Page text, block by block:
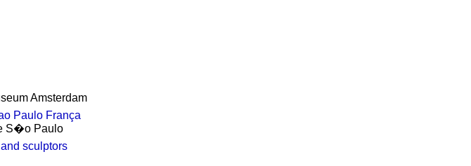
Amsterdam
Paulo França
S�o Paulo
sculptors